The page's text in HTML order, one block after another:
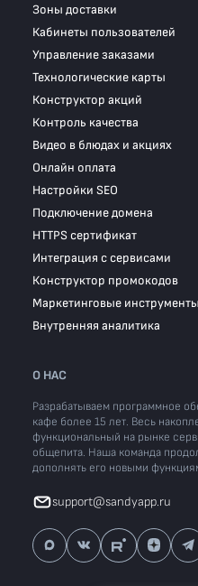
Зоны доставки
Кабинеты пользователей
Управление заказами
Технологические карты
Конструктор акций
Контроль качества
Видео в блюдах и акциях
Онлайн оплата
Настройки SEO
Подключение домена
HTTPS сертификат
Интеграция с сервисами
Конструктор промокодов
Маркетинговые инструменты
Внутренняя аналитика
О НАС
Разрабатываем программное
кафе более 15 лет. Весь
функциональный на рынке
общепита. Наша команда
дополнять его новыми
support@sandyapp.ru